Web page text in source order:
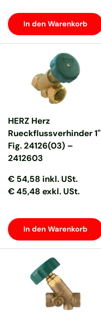
In den Warenkorb
HERZ Herz
Rueckflussverhinder 1"
Fig. 24126(03) –
2412603
Normaler Preis
Normaler Preis
€ 54,58 inkl. USt.
€ 45,48 exkl. USt.
In den Warenkorb